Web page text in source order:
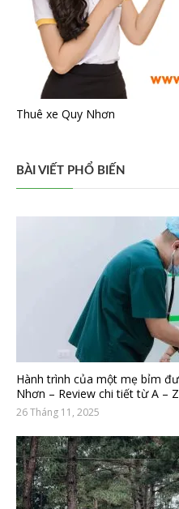
Thuê xe Quy Nhơn
BÀI VIẾT PHỔ BIẾN
Hành trình của một mẹ bỉm
Nhơn – Review chi tiết từ A – Z
26 Tháng 11, 2025